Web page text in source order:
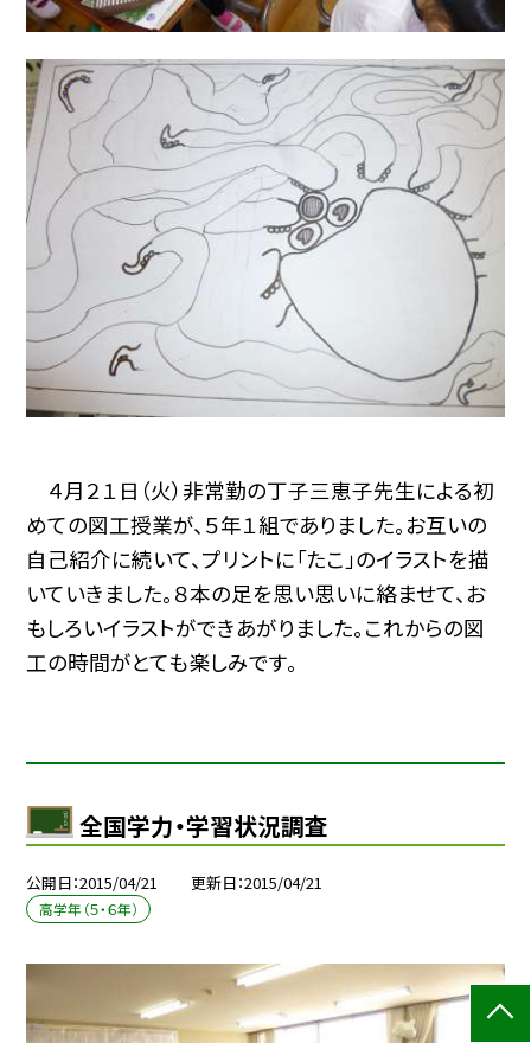
４月２１日（火）非常勤の丁子三恵子先生による初
めての図工授業が、５年１組でありました。お互いの
自己紹介に続いて、プリントに「たこ」のイラストを描
いていきました。８本の足を思い思いに絡ませて、お
もしろいイラストができあがりました。これからの図
工の時間がとても楽しみです。
全国学力・学習状況調査
公開日 2015/04/21 更新日 2015/04/21
高学年（５・６年）